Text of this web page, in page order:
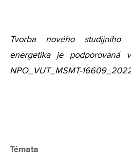
Tvorba nového studijního
energetika je podporovaná
NPO_VUT_MSMT-
Témata